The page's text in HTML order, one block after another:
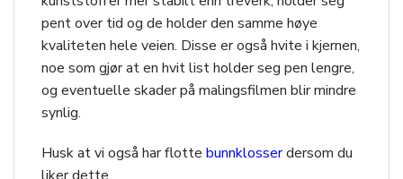
pent over tid og de holder den samme høye
kvaliteten hele veien. Disse er også hvite i kjernen,
noe som gjør at en hvit list holder seg pen lengre,
og eventuelle skader på malingsfilmen blir mindre
synlig.
Husk at vi også har flotte bunnklosserdersom du